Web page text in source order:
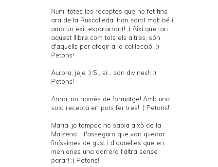
Nuni, totes les receptes que he fet fins
ara de la Ruscalleda, han sortit molt bé i
amb un èxit espatarrant! ;) Així que tan
aquest llibre com tots els altres, són
d'aquells per afegir a la col·lecció. ;)
Petons!
Aurora, jeje :) Si, si... són divines!! :)
Petons!
Anna, no només de formatge! Amb una
sola recepta en pots fer tres! ;) Petons!
Maria, jo tampoc ho sabia això de la
Maizena. I t'asseguro que van quedar
finíssimes de gust i d'aquelles que en
menjaries una darrera l'altra sense
parar! ;) Petons!